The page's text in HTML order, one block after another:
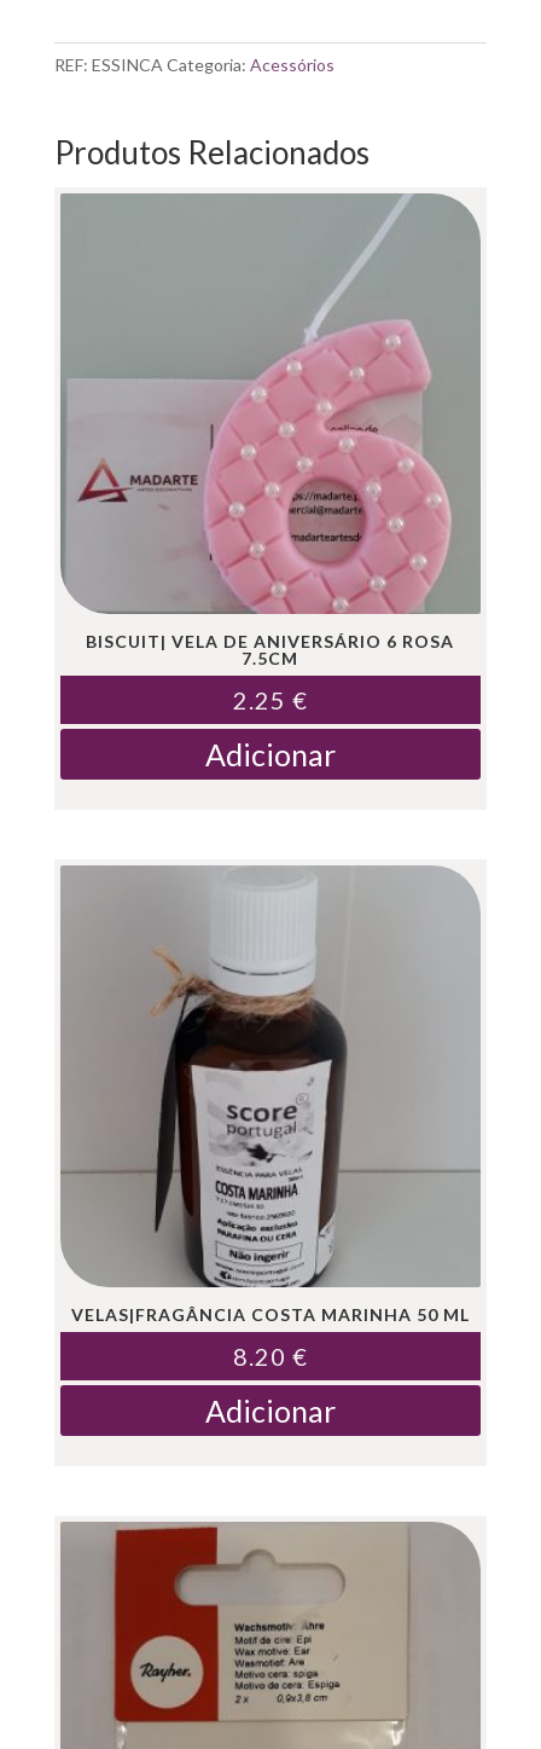
FLOCOS
15GR
VIOLETA
REF: ESSINCA Categoria: Acessórios
Produtos Relacionados
BISCUIT| VELA DE ANIVERSÁRIO 6 ROSA
7.5CM
2.25 €
Adicionar
VELAS|FRAGÂNCIA COSTA MARINHA 50 ML
8.20 €
Adicionar